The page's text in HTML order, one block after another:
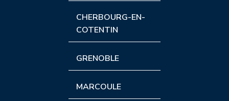
CHERBOURG-EN-
COTENTIN
GRENOBLE
MARCOULE